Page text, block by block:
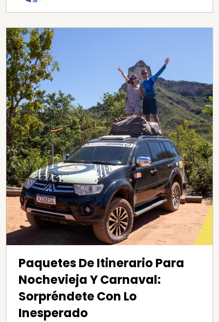
Paquetes De Itinerario Para
Nochevieja Y Carnaval:
Sorpréndete Con Lo
Inesperado